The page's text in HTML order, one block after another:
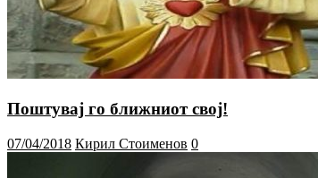
Поштувај го ближниот свој!
07/04/2018 Кирил Стоименов 0